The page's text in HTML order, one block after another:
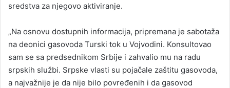
sredstva za njegovo aktiviranje.
„Na osnovu dostupnih informacija, pripremana je sabotaža
na deonici gasovoda Turski tok u Vojvodini. Konsultovao
sam se sa predsednikom Srbije i zahvalio mu na radu
srpskih službi. Srpske vlasti su pojačale zaštitu gasovoda,
a najvažnije je da nije bilo povređenih i da gasovod